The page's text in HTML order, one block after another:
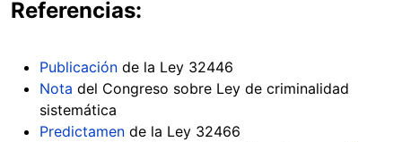
Referencias:
Publicación de la Ley 32446
Nota del Congreso sobre Ley de criminalidad
sistemática
Predictamen de la Ley 32466